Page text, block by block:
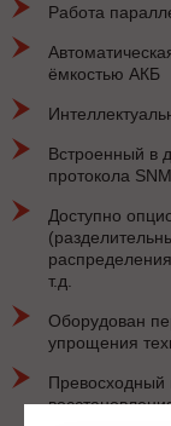
Работа
ёмкостью АКБ
Встроенный в
протокола
Доступно
т.д.
Оборудован
упрощения
Превосходный